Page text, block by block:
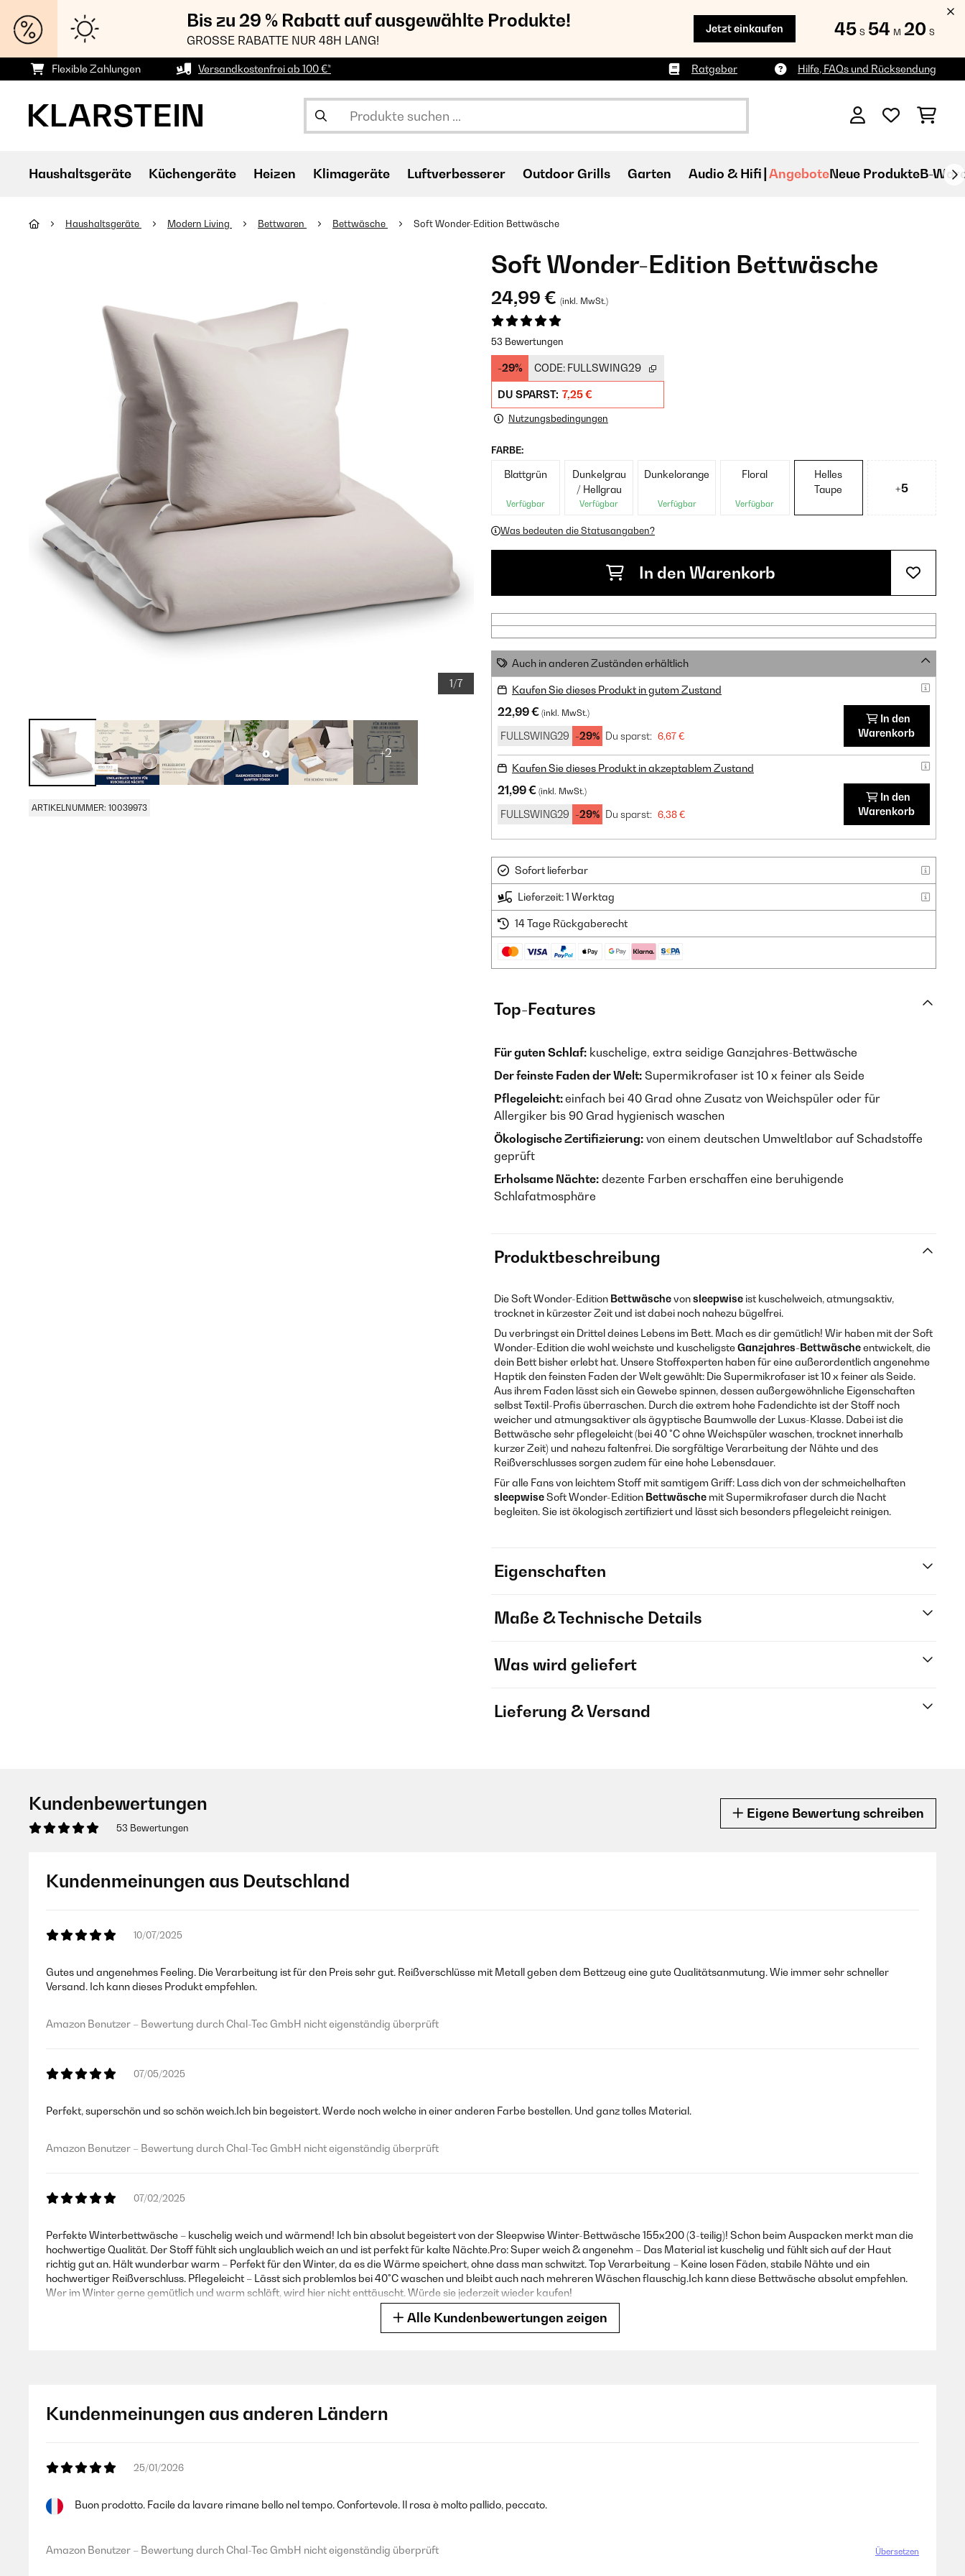
Bis zu 29 % Rabatt auf ausgewählte Produkte!
GROSSE RABATTE NUR 48H LANG!
Jetzt einkaufen 45 S 54 M 19 S
Flexible Zahlungen Versandkostenfrei ab 100 €* Ratgeber Hilfe, FAQs und Rücksendung
Haushaltsgeräte Küchengeräte Heizen Klimageräte Luftverbesserer Outdoor Grills Garten Audio & Hifi AngeboteNeue ProdukteB-
Haushaltsgeräte Modern Living Bettwaren Bettwäsche Soft Wonder-Edition Bettwäsche
1/7
+2
ARTIKELNUMMER: 10039973
Soft Wonder-Edition Bettwäsche
24,99 € (inkl. MwSt.)
53 Bewertungen
-29% CODE: FULLSWING29
DU SPARST: 7,25 €
Nutzungsbedingungen
FARBE:
Blattgrün
Verfügbar
Dunkelgrau
/ Hellgrau
Verfügbar
Dunkelorange
Verfügbar
Floral
Verfügbar
Helles
Taupe
+5
Was bedeuten die Statusangaben?
In den Warenkorb
Auch in anderen Zuständen erhältlich
Kaufen Sie dieses Produkt in gutem Zustand
22,99 € (inkl. MwSt.)
FULLSWING29 -29% Du sparst: 6,67 €
In den
Warenkorb
Kaufen Sie dieses Produkt in akzeptablem Zustand
21,99 € (inkl. MwSt.)
FULLSWING29 -29% Du sparst: 6,38 €
In den
Warenkorb
Sofort lieferbar
Lieferzeit: 1 Werktag
14 Tage Rückgaberecht
Top-Features
Für guten Schlaf: kuschelige, extra seidige Ganzjahres-Bettwäsche
Der feinste Faden der Welt: Supermikrofaser ist 10 x feiner als Seide
Pflegeleicht:einfach bei 40 Grad ohne Zusatz von Weichspüler oder für
Allergiker bis 90 Grad hygienisch waschen
Ökologische Zertifizierung: von einem deutschen Umweltlabor auf Schadstoffe
geprüft
Erholsame Nächte: dezente Farben erschaffen eine beruhigende
Schlafatmosphäre
Produktbeschreibung
Die Soft Wonder-Edition Bettwäschevonsleepwise ist kuschelweich, atmungsaktiv,
trocknet in kürzester Zeit und ist dabei noch nahezu bügelfrei.
Du verbringst ein Drittel deines Lebens im Bett. Mach es dir gemütlich! Wir haben mit der Soft
Wonder-Edition die wohl weichste und kuscheligsteGanzjahres-Bettwäscheentwickelt, die
dein Bett bisher erlebt hat. Unsere Stoffexperten haben für eine außerordentlich angenehme
Haptik den feinsten Faden der Welt gewählt: Die Supermikrofaser ist 10 x feiner als Seide.
Aus ihrem Faden lässt sich ein Gewebe spinnen, dessen außergewöhnliche Eigenschaften
selbst Textil-Profis überraschen. Durch die extrem hohe Fadendichte ist der Stoff noch
weicher und atmungsaktiver als ägyptische Baumwolle der Luxus-Klasse. Dabei ist die
Bettwäsche sehr pflegeleicht (bei 40 °C ohne Weichspüler waschen, trocknet innerhalb
kurzer Zeit) und nahezu faltenfrei. Die sorgfältige Verarbeitung der Nähte und des
Reißverschlusses sorgen zudem für eine hohe Lebensdauer.
Für alle Fans von leichtem Stoff mit samtigem Griff: Lass dich von der schmeichelhaften
sleepwiseSoft Wonder-Edition Bettwäsche mit Supermikrofaser durch die Nacht
begleiten. Sie ist ökologisch zertifiziert und lässt sich besonders pflegeleicht reinigen.
Eigenschaften
Maße & Technische Details
Was wird geliefert
Lieferung & Versand
Kundenbewertungen
53 Bewertungen
Eigene Bewertung schreiben
Kundenmeinungen aus Deutschland
10/07/2025
Gutes und angenehmes Feeling. Die Verarbeitung ist für den Preis sehr gut. Reißverschlüsse mit Metall geben dem Bettzeug eine gute Qualitätsanmutung. Wie immer sehr schneller
Versand. Ich kann dieses Produkt empfehlen.
Amazon Benutzer – Bewertung durch Chal-Tec GmbH nicht eigenständig überprüft
07/05/2025
Perfekt, superschön und so schön weich.Ich bin begeistert. Werde noch welche in einer anderen Farbe bestellen. Und ganz tolles Material.
Amazon Benutzer – Bewertung durch Chal-Tec GmbH nicht eigenständig überprüft
07/02/2025
Perfekte Winterbettwäsche – kuschelig weich und wärmend! Ich bin absolut begeistert von der Sleepwise Winter-Bettwäsche 155x200 (3-teilig)! Schon beim Auspacken merkt man die
hochwertige Qualität. Der Stoff fühlt sich unglaublich weich an und ist perfekt für kalte Nächte.Pro: Super weich & angenehm – Das Material ist kuschelig und fühlt sich auf der Haut
richtig gut an. Hält wunderbar warm – Perfekt für den Winter, da es die Wärme speichert, ohne dass man schwitzt. Top Verarbeitung – Keine losen Fäden, stabile Nähte und ein
hochwertiger Reißverschluss. Pflegeleicht – Lässt sich problemlos bei 40°C waschen und bleibt auch nach mehreren Wäschen flauschig.Ich kann diese Bettwäsche absolut empfehlen.
Wer im Winter gerne gemütlich und warm schläft, wird hier nicht enttäuscht. Würde sie jederzeit wieder kaufen!
Amazon Benutzer – Bewertung durch Chal-Tec GmbH nicht eigenständig überprüft
Ich liebe diese Bettwäsche. Trocknerbeständig, mit Reißverschlüssen und super angenehm.
25/11/2024
Alle Kundenbewertungen zeigen
Kundenmeinungen aus anderen Ländern
25/01/2026
Buon prodotto. Facile da lavare rimane bello nel tempo. Confortevole. Il rosa è molto pallido, peccato.
Amazon Benutzer – Bewertung durch Chal-Tec GmbH nicht eigenständig überprüft Übersetzen